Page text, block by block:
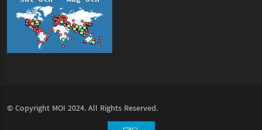
© Copyright MOI 2024. All Rights Reserved.